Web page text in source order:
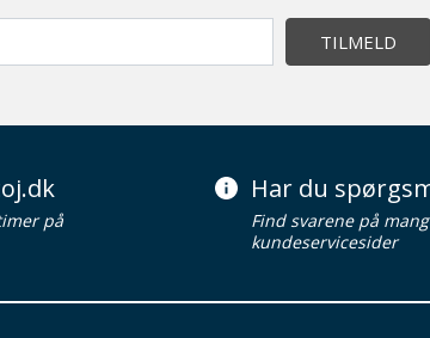
TILMELD
på
Har du
Find svarene på
kundeservicesider